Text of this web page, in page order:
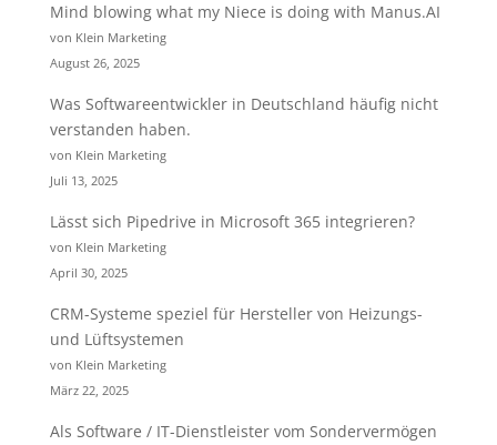
Mind blowing what my Niece is doing with Manus.AI
von Klein Marketing
August 26, 2025
Was Softwareentwickler in Deutschland häufig nicht
verstanden haben.
von Klein Marketing
Juli 13, 2025
Lässt sich Pipedrive in Microsoft 365 integrieren?
von Klein Marketing
April 30, 2025
CRM-Systeme speziel für Hersteller von Heizungs-
und Lüftsystemen
von Klein Marketing
März 22, 2025
Als Software / IT-Dienstleister vom Sondervermögen